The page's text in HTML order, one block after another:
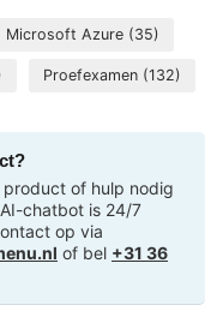
Microsoft Azure (35)
Proefexamen (132)
of hulp nodig
chatbot is 24/7
op via
of bel +31 36